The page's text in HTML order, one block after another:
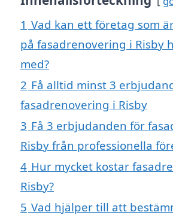
1 Vad kan ett företag som
på fasadrenovering i Risby
med?
2 Få alltid minst 3
fasadrenovering i Risby
3 Få 3 erbjudanden för
Risby från professionella
4 Hur mycket kostar
Risby?
5 Vad hjälper till att